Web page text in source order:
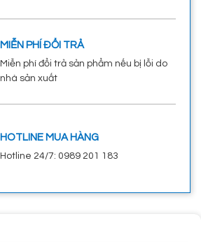
MIỄN PHÍ ĐỔI TRẢ
Miễn phí đổi trả sản phẩm nếu bị lỗi do
nhà sản xuất
HOTLINE MUA HÀNG
Hotline 24/7: 0989 201 183